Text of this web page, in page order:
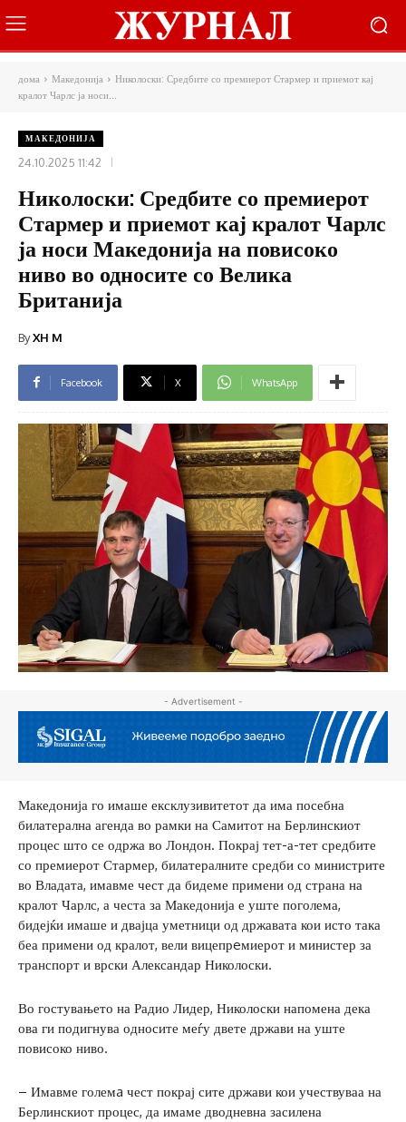
дома Македонија
Николоски: Средбите со премиерот Стармер и приемот кај
кралот Чарлс ја носи...
МАКЕДОНИЈА
24.10.2025 11:42
Николоски: Средбите со премиерот
Стармер и приемот кај кралот Чарлс
ја носи Македонија на повисоко
ниво во односите со Велика
Британија
ByXH M
Facebook X WhatsApp
- Advertisement -
Македонија го имаше ексклузивитетот да има посебна
билатерална агенда во рамки на Самитот на Берлинскиот
процес што се одржа во Лондон. Покрај тет-а-тет средбите
со премиерот Стармер, билатералните средби со министрите
во Владата, имавме чест да бидеме примени од страна на
кралот Чарлс, а честа за Македонија е уште поголема,
бидејќи имаше и двајца уметници од државата кои исто така
беа примени од кралот, вели вицепрeмиерот и министер за
транспорт и врски Александар Николоски.
Во гостувањето на Радио Лидер, Николоски напомена дека
ова ги подигнува односите меѓу двете држави на уште
повисоко ниво.
– Имавме големa чест покрај сите држави кои учествуваа на
Берлинскиот процес, да имаме дводневна засилена